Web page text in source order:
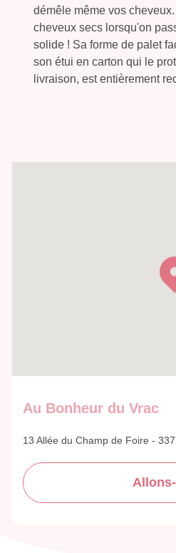
démêle même vos
cheveux secs lorsqu'on
solide ! Sa forme de palet
son étui en carton qui le
livraison, est entièrement
Au Bonheur du Vrac
13 Allée du Champ de Foire -